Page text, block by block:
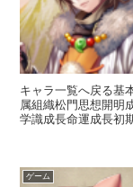
キャラ一覧へ戻る基
属組織松門思想開明
学識成長命運成長初
ゲーム